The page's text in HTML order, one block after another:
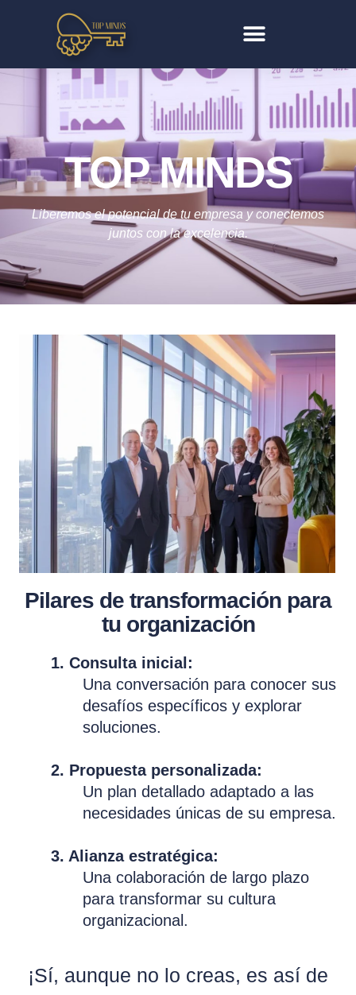
TOP MINDS
Liberemos el potencial de tu empresa y conectemos
juntos con la excelencia.
Pilares de transformación para
tu organización
1. Consulta inicial:
Una conversación para conocer sus
desafíos específicos y explorar
soluciones.
2. Propuesta personalizada:
Un plan detallado adaptado a las
necesidades únicas de su empresa.
3. Alianza estratégica:
Una colaboración de largo plazo
para transformar su cultura
organizacional.
¡Sí, aunque no lo creas, es así de